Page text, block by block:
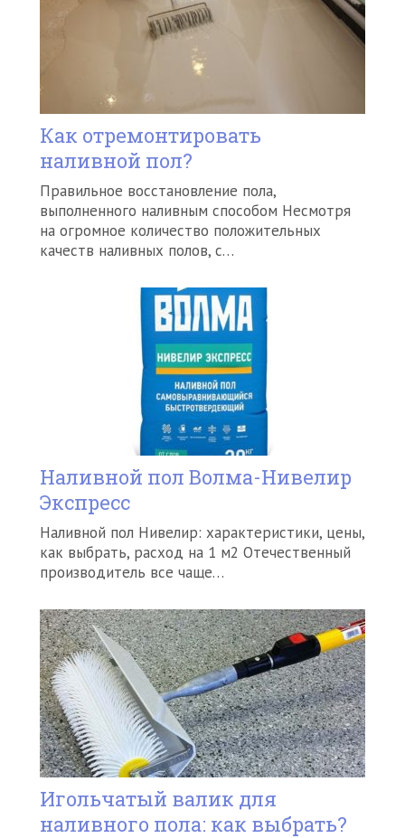
Как отремонтировать
наливной пол?
Правильное восстановление пола,
выполненного наливным способом Несмотря
на огромное количество положительных
качеств наливных полов, с…
Наливной пол Волма-Нивелир
Экспресс
Наливной пол Нивелир: характеристики, цены,
как выбрать, расход на 1 м2 Отечественный
производитель все чаще…
Игольчатый валик для
наливного пола: как выбрать?